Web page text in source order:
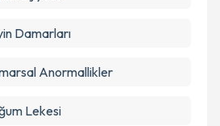
Damarları
Anormallikler
Lekesi